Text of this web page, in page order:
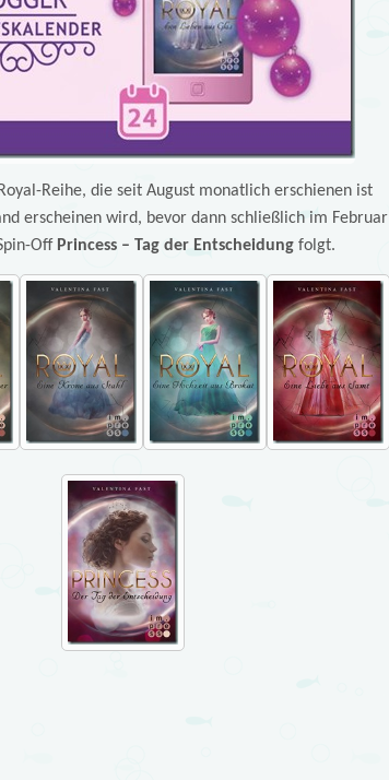
Reihe, die seit August monatlich erschienen ist
erscheinen wird, bevor dann schließlich im Februar
Off Princess – Tag der Entscheidungfolgt.